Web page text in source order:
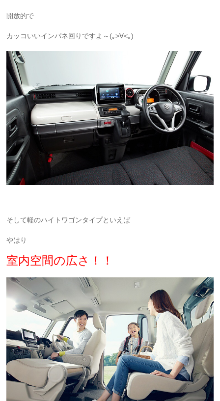
開放的で
カッコいいインパネ回りですよ～(｡>∀<｡)
そして軽のハイトワゴンタイプといえば
やはり
室内空間の広さ！！